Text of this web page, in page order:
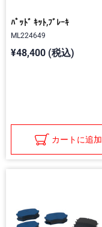
ﾊﾟｯﾄﾞ ｷｯﾄ,ﾌﾞﾚｰｷ
ML224649
¥48,400 (税込)
カートに追加